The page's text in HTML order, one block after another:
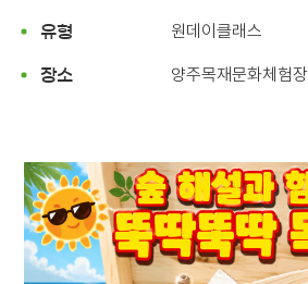
유형 원데이클래스
장소 양주목재문화체험장